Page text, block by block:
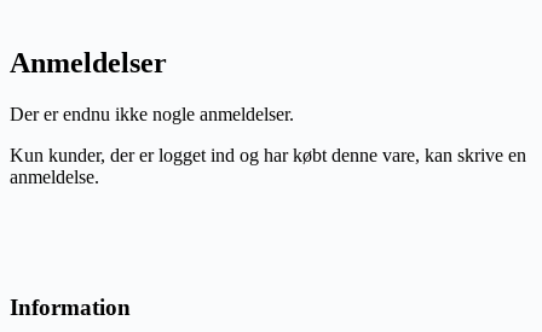
Anmeldelser
Der er endnu ikke nogle anmeldelser.
Kun kunder, der er logget ind og har købt denne vare, kan skrive en
anmeldelse.
Information